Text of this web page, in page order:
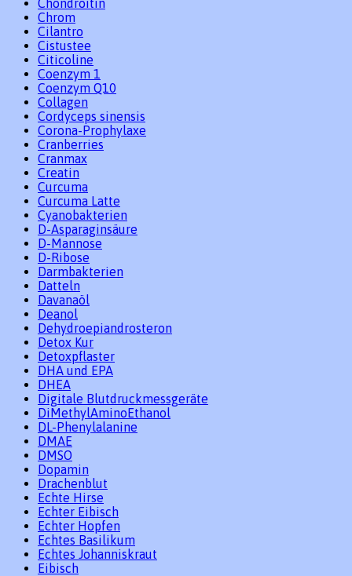
Chondroitin
Chrom
Cilantro
Cistustee
Citicoline
Coenzym 1
Coenzym Q10
Collagen
Cordyceps sinensis
Corona-Prophylaxe
Cranberries
Cranmax
Creatin
Curcuma
Curcuma Latte
Cyanobakterien
D-Asparaginsäure
D-Mannose
D-Ribose
Darmbakterien
Datteln
Davanaöl
Deanol
Dehydroepiandrosteron
Detox Kur
Detoxpflaster
DHA und EPA
DHEA
Digitale Blutdruckmessgeräte
DiMethylAminoEthanol
DL-Phenylalanine
DMAE
DMSO
Dopamin
Drachenblut
Echte Hirse
Echter Eibisch
Echter Hopfen
Echtes Basilikum
Echtes Johanniskraut
Eibisch